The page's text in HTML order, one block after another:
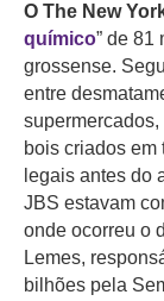
O The New
químico” de 81
grossense.
entre
supermercados,
bois criados em
legais antes do
JBS estavam
onde ocorreu o
Lemes,
bilhões pela